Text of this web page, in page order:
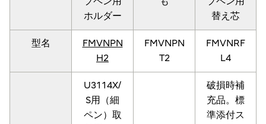
ホルダー
替え芯
型名
FMVNPN
H2
FMVNPN
T2
FMVNRF
L4
U3114X/
S用（細
ペン）取
破損時補
充品。標
準添付ス